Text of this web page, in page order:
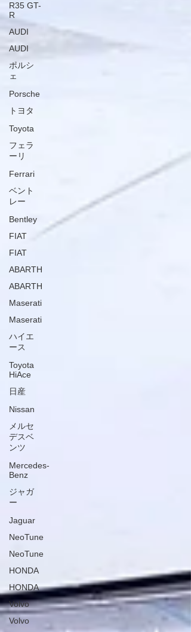
R35 GT-
R
AUDI
AUDI
ポルシ
ェ
Porsche
トヨタ
Toyota
フェラ
ーリ
Ferrari
ベント
レー
Bentley
FIAT
FIAT
ABARTH
ABARTH
Maserati
Maserati
ハイエ
ース
Toyota
HiAce
日産
Nissan
メルセ
デスベ
ンツ
Mercedes-
Benz
ジャガ
ー
Jaguar
NeoTune
NeoTune
HONDA
HONDA
Volvo
Volvo